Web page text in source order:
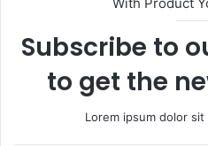
With Product
Subscribe to
to get the
Lorem ipsum dolor